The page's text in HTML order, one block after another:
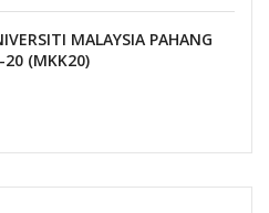
MALAYSIA PAHANG
20 (MKK20)